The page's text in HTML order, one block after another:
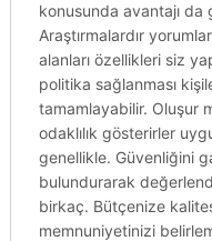
konusunda avantajı da
Araştırmalardır
alanları özellikleri siz
politika sağlanması
tamamlayabilir. Oluşur
odaklılık gösterirler
genellikle. Güvenliğini
bulundurarak
birkaç. Bütçenize
memnuniyetinizi